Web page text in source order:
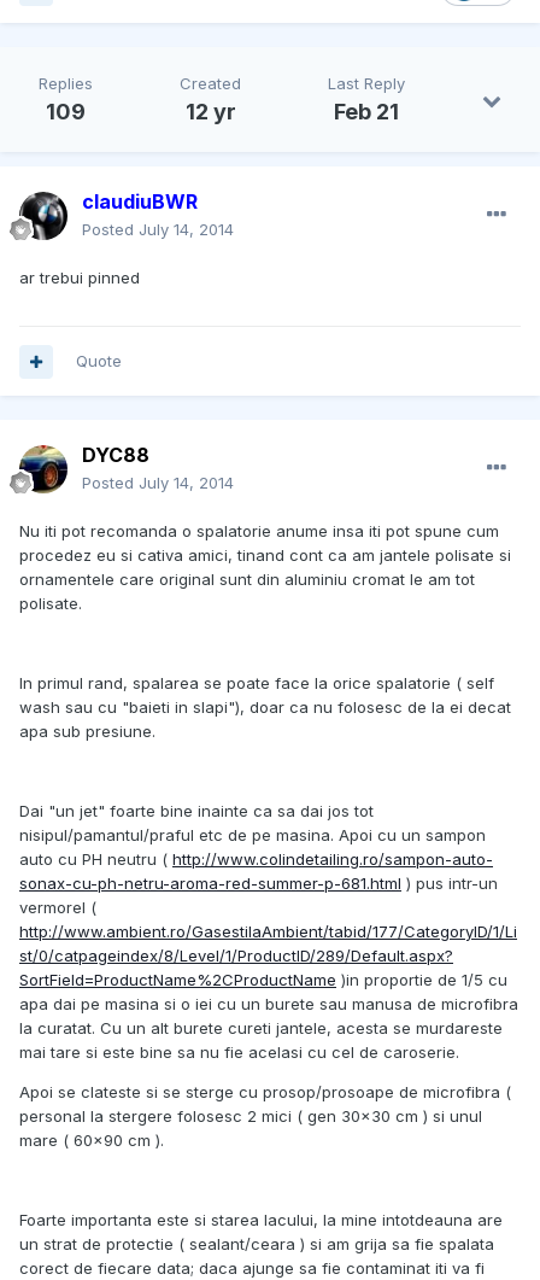
Replies
109
Created
12 yr
Last Reply
Feb 21
claudiuBWR
Posted July 14, 2014
ar trebui pinned
Quote
DYC88
Posted July 14, 2014
Nu iti pot recomanda o spalatorie anume insa iti pot spune cum
procedez eu si cativa amici, tinand cont ca am jantele polisate si
ornamentele care original sunt din aluminiu cromat le am tot
polisate.
In primul rand, spalarea se poate face la orice spalatorie ( self
wash sau cu "baieti in slapi"), doar ca nu folosesc de la ei decat
apa sub presiune.
Dai "un jet" foarte bine inainte ca sa dai jos tot
nisipul/pamantul/praful etc de pe masina. Apoi cu un sampon
auto cu PH neutru ( http://www.colindetailing.ro/sampon-auto-
sonax-cu-ph-netru-aroma-red-summer-p-681.html ) pus intr-un
vermorel (
http://www.ambient.ro/GasestilaAmbient/tabid/177/CategoryID/1/Li
st/0/catpageindex/8/Level/1/ProductID/289/Default.aspx?
SortField=ProductName%2CProductName )in proportie de 1/5 cu
apa dai pe masina si o iei cu un burete sau manusa de microfibra
la curatat. Cu un alt burete cureti jantele, acesta se murdareste
mai tare si este bine sa nu fie acelasi cu cel de caroserie.
Apoi se clateste si se sterge cu prosop/prosoape de microfibra (
personal la stergere folosesc 2 mici ( gen 30x30 cm ) si unul
mare ( 60x90 cm ).
Foarte importanta este si starea lacului, la mine intotdeauna are
un strat de protectie ( sealant/ceara ) si am grija sa fie spalata
corect de fiecare data; daca ajunge sa fie contaminat iti va fi